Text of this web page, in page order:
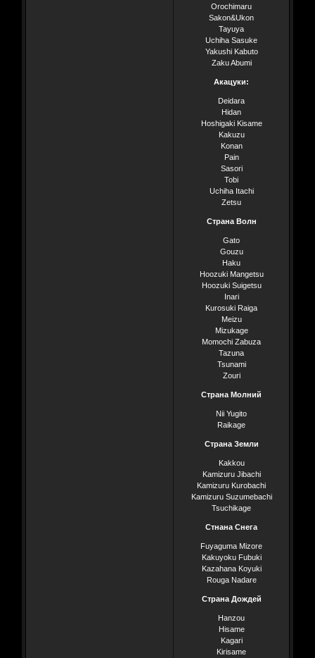
Orochimaru
Sakon&Ukon
Tayuya
Uchiha Sasuke
Yakushi Kabuto
Zaku Abumi
Акацуки:
Deidara
Hidan
Hoshigaki Kisame
Kakuzu
Konan
Pain
Sasori
Tobi
Uchiha Itachi
Zetsu
Страна Волн
Gato
Gouzu
Haku
Hoozuki Mangetsu
Hoozuki Suigetsu
Inari
Kurosuki Raiga
Meizu
Mizukage
Momochi Zabuza
Tazuna
Tsunami
Zouri
Страна Молний
Nii Yugito
Raikage
Страна Земли
Kakkou
Kamizuru Jibachi
Kamizuru Kurobachi
Kamizuru Suzumebachi
Tsuchikage
Стнана Снега
Fuyaguma Mizore
Kakuyoku Fubuki
Kazahana Koyuki
Rouga Nadare
Страна Дождей
Hanzou
Hisame
Kagari
Kirisame